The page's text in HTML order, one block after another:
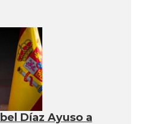
Díaz Ayuso a